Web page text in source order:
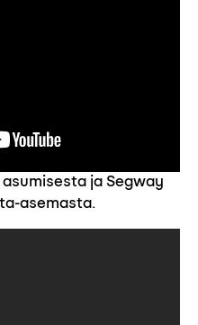
ja Segway
asemasta.